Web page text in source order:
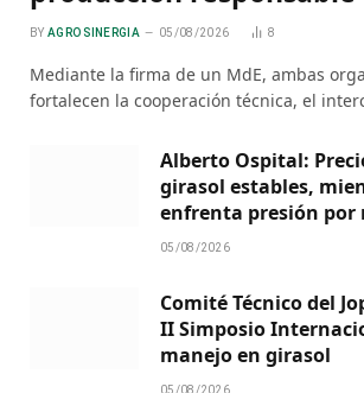
BY AGRO SINERGIA 05/08/2026 8
Mediante la firma de un MdE, ambas
fortalecen la cooperación técnica, el
Alberto Ospital:
girasol estables,
enfrenta presión por
05/08/2026
Comité Técnico del
II Simposio
manejo en girasol
05/08/2026